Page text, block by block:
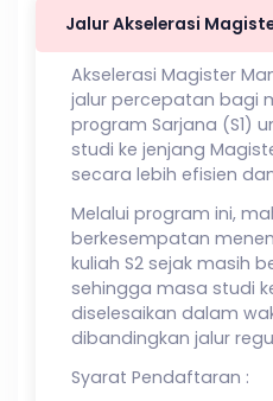
Jalur Akselerasi
Akselerasi Magister
jalur percepatan bagi
program Sarjana (S1)
studi ke jenjang
secara lebih efisien
Melalui program ini,
berkesempatan
kuliah S2 sejak masih
sehingga masa studi
diselesaikan dalam
dibandingkan jalur
Syarat Pendaftaran :